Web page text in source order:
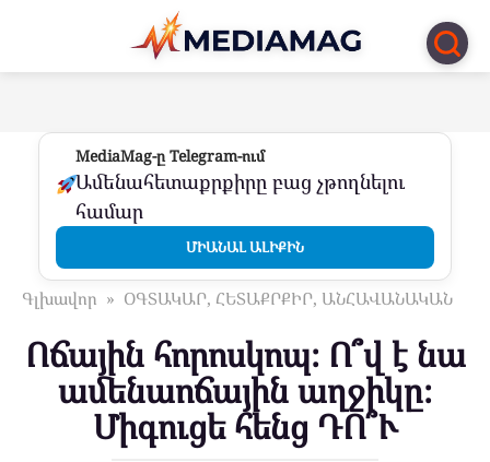
Перейти
контенту
MediaMag-ը Telegram-ում
Ամենահետաքրքիրը բաց չթողնելու
համար
ՄԻԱՆԱԼ ԱԼԻՔԻՆ
Գլխավոր » ՕԳՏԱԿԱՐ, ՀԵՏԱՔՐՔԻՐ, ԱՆՀԱՎԱՆԱԿԱՆ
Ոճային հորոսկոպ։ Ո՞վ է նա
ամենաոճային աղջիկը։
Միգուցե հենց ԴՈ՞Ւ